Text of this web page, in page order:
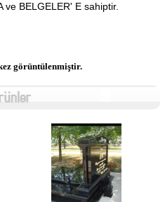
BELGELER' E sahiptir.
görüntülenmiştir.